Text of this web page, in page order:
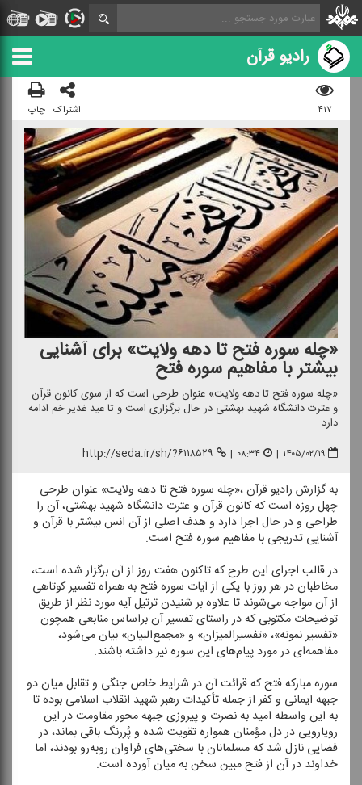
رادیو قرآن
۴۱۷ اشتراک چاپ
«چله سوره فتح تا دهه ولایت» برای آشنایی
بیشتر با مفاهیم سوره فتح
«چله سوره فتح تا دهه ولایت» عنوان طرحی است كه از سوی كانون قرآن
و عترت دانشگاه شهید بهشتی در حال برگزاری است و تا عید غدیر خم ادامه
دارد.
۱۴۰۵/۰۲/۱۹ | ۰۸:۳۴ | http://seda.ir/sh/?۶۱۱۸۵۲۹
به گزارش رادیو قرآن ،«چله سوره فتح تا دهه ولایت» عنوان طرحی
چهل روزه است كه كانون قرآن و عترت دانشگاه شهید بهشتی، آن را
طراحی و در حال اجرا دارد و هدف اصلی از آن انس بیشتر با قرآن و
آشنایی تدریجی با مفاهیم سوره فتح است.
در قالب اجرای این طرح كه تاكنون هفت روز از آن برگزار شده است،
مخاطبان در هر روز با یكی از آیات سوره فتح به همراه تفسیر كوتاهی
از آن مواجه می‌شوند تا علاوه بر شنیدن ترتیل آیه مورد نظر از طریق
توضیحات مكتوبی كه در راستای تفسیر آن براساس منابعی همچون
«تفسیر نمونه»، «تفسیرالمیزان» و «مجمع‌البیان» بیان می‌شود،
مفاهمه‌ای در مورد پیام‌های این سوره نیز داشته باشند.
سوره مباركه فتح كه قرائت آن در شرایط خاص جنگی و تقابل میان دو
جبهه ایمانی و كفر از جمله تأكیدات رهبر شهید انقلاب اسلامی بوده تا
به این واسطه امید به نصرت و پیروزی جبهه محور مقاومت در این
رویارویی در دل مؤمنان همواره تقویت شده و پُررنگ باقی بماند، در
فضایی نازل شد كه مسلمانان با سختی‌های فراوان روبه‌رو بودند، اما
خداوند در آن از فتح مبین سخن به میان آورده است.